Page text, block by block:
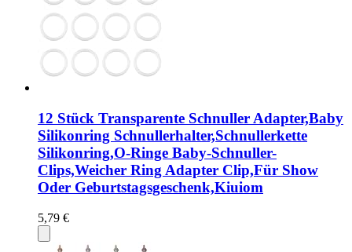
12 Stück Transparente Schnuller Adapter,Baby
Silikonring Schnullerhalter,Schnullerkette
Silikonring,O-Ringe Baby-Schnuller-
Clips,Weicher Ring Adapter Clip,Für Show
Oder Geburtstagsgeschenk,Kiuiom
5,79 €